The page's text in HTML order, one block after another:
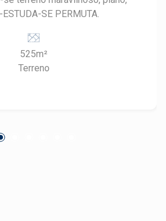
SE PERMUTA.
525m²
Terreno